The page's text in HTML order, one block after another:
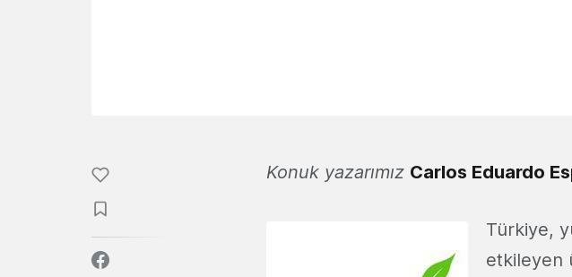
Konuk yazarımız Carlos Eduardo
Türkiye,
etkileyen